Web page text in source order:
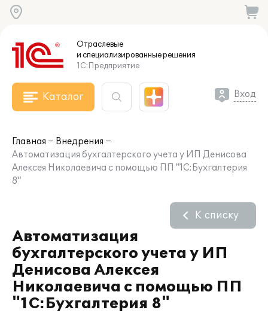
Отраслевые
и специализированныерешения
1С:Предприятие
Каталог Вход
Главная
Внедрения
Автоматизация бухгалтерского учета у ИП Денисова
Алексея Николаевича с помощью ПП "1С:Бухгалтерия
8"
Автоматизация
бухгалтерского учета у ИП
Денисова Алексея
Николаевича с помощью ПП
"1С:Бухгалтерия 8"
К списку